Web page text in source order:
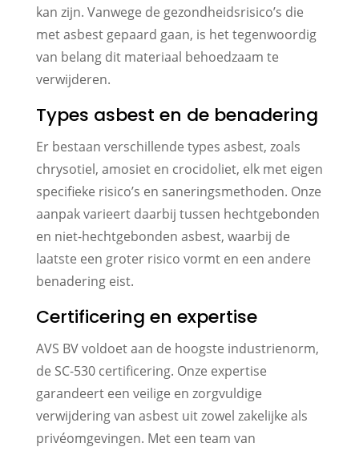
kan zijn. Vanwege de gezondheidsrisico’s die
met asbest gepaard gaan, is het tegenwoordig
van belang dit materiaal behoedzaam te
verwijderen.
Types asbest en de benadering
Er bestaan verschillende types asbest, zoals
chrysotiel, amosiet en crocidoliet, elk met eigen
specifieke risico’s en saneringsmethoden. Onze
aanpak varieert daarbij tussen hechtgebonden
en niet-hechtgebonden asbest, waarbij de
laatste een groter risico vormt en een andere
benadering eist.
Certificering en expertise
AVS BV voldoet aan de hoogste industrienorm,
de SC-530 certificering. Onze expertise
garandeert een veilige en zorgvuldige
verwijdering van asbest uit zowel zakelijke als
privéomgevingen. Met een team van